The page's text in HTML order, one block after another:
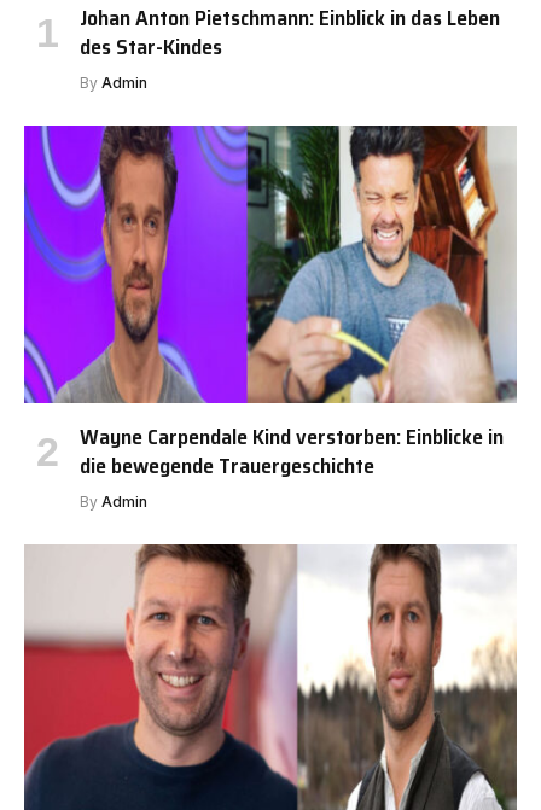
Johan Anton Pietschmann: Einblick in das Leben
des Star-Kindes
By Admin
Wayne Carpendale Kind verstorben: Einblicke in
die bewegende Trauergeschichte
By Admin